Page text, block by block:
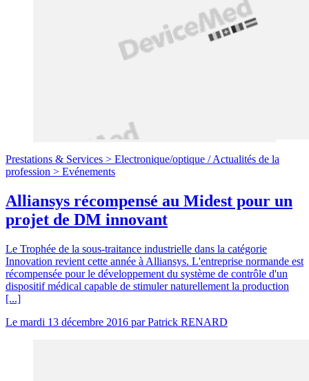
Prestations & Services > Electronique/optique /Actualités de la
profession > Evénements
Alliansys récompensé au Midest pour un
projet de DM innovant
Le Trophée de la sous-traitance industrielle dans la catégorie
Innovation revient cette année à Alliansys. L'entreprise normande est
récompensée pour le développement du système de contrôle d'un
dispositif médical capable de stimuler naturellement la production
[...]
Le mardi 13 décembre 2016 parPatrick RENARD